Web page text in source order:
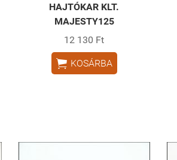
HAJTÓKAR KLT.
MAJESTY125
12 130 Ft
 KOSÁRBA